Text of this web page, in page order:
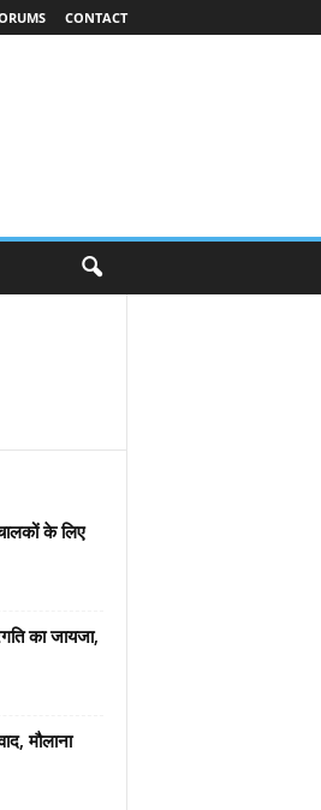
CONTACT
के लिए
का जायजा,
मौलाना